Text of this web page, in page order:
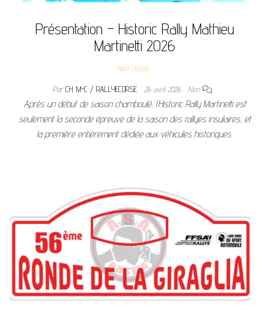
Présentation – Historic Rally Mathieu
Martinetti 2026
Non classé
ParCH. M-C / RALLYECORSE 26 avril 2026 Non
Après un début de saison chamboulé, l’Historic Rally Martinetti est
seulement la seconde épreuve de la saison des rallyes insulaires, et
la première entièrement dédiée aux véhicules historiques.